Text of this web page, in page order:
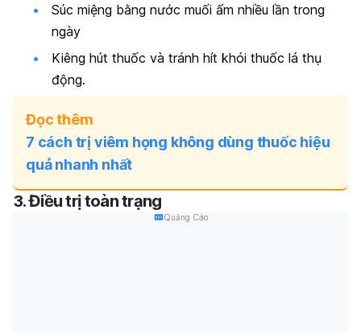
Súc miệng bằng nước muối ấm nhiều lần trong
ngày
Kiêng hút thuốc và tránh hít khói thuốc lá thụ
động.
Đọc thêm
7 cách trị viêm họng không dùng thuốc hiệu
quả nhanh nhất
3. Điều trị toàn trạng
Quảng Cáo